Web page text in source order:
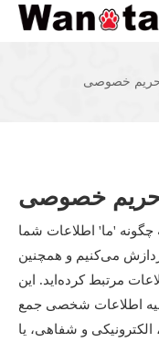
خصوصی
خصوصی
'ما' اطلاعات شما
می‌کنیم و همچنین
مرتبط کرده‌اید. این
اطلاعات شخصی جمع
و شفاهی، یا